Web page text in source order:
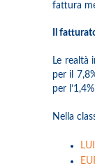
fattura
Il
Le realtà
per il
per
Nella